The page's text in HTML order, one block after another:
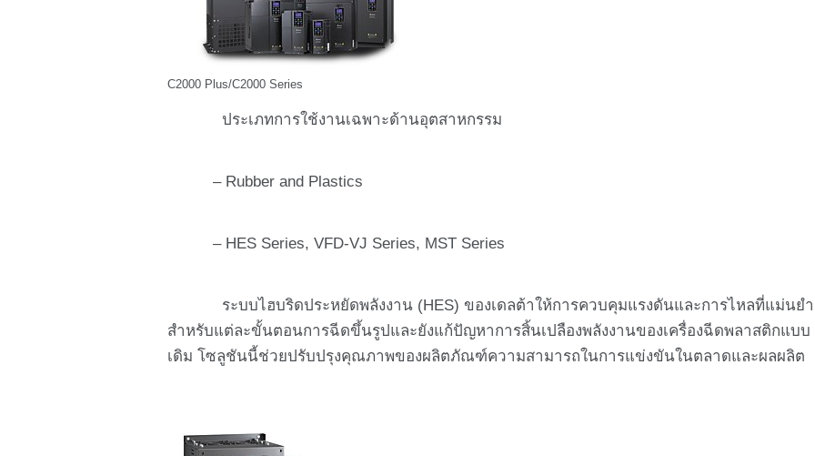
C2000 Plus/C2000 Series
ประเภทการใช้งานเฉพาะด้านอุตสาหกรรม
– Rubber and Plastics
– HES Series, VFD-VJ Series, MST Series
ระบบไฮบริดประหยัดพลังงาน (HES) ของเดลต้าให้การควบคุมแรงดันและการไหลที่แม่นยำ
สำหรับแต่ละขั้นตอนการฉีดขึ้นรูปและยังแก้ปัญหาการสิ้นเปลืองพลังงานของเครื่องฉีดพลาสติกแบบ
เดิม โซลูชันนี้ช่วยปรับปรุงคุณภาพของผลิตภัณฑ์ความสามารถในการแข่งขันในตลาดและผลผลิต